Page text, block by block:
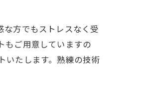
な方でもストレスなく受
もご用意していますの
いたします。熟練の技術